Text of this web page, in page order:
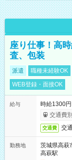
座り仕事！高
査、包装
派遣 職種未経験OK
WEB登録・面接OK
給与
時給1300円
交通費
交通費 交
勤務地
茨城県高萩
高萩駅